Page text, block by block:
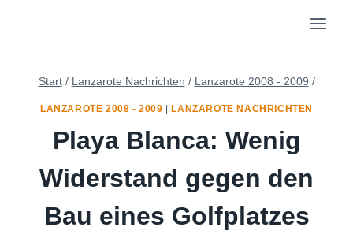
Start / Lanzarote Nachrichten / Lanzarote 2008 - 2009 /
LANZAROTE 2008 - 2009 LANZAROTE NACHRICHTEN
Playa Blanca: Wenig
Widerstand gegen den
Bau eines Golfplatzes